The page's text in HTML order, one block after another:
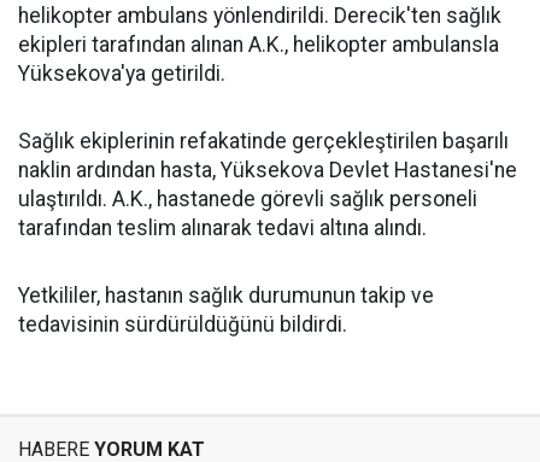
helikopter ambulans yönlendirildi. Derecik'ten sağlık
ekipleri tarafından alınan A.K., helikopter ambulansla
Yüksekova'ya getirildi.
Sağlık ekiplerinin refakatinde gerçekleştirilen başarılı
naklin ardından hasta, Yüksekova Devlet Hastanesi'ne
ulaştırıldı. A.K., hastanede görevli sağlık personeli
tarafından teslim alınarak tedavi altına alındı.
Yetkililer, hastanın sağlık durumunun takip ve
tedavisinin sürdürüldüğünü bildirdi.
HABERE YORUM KAT